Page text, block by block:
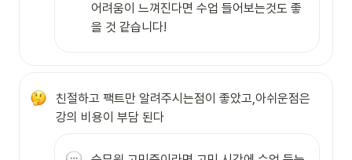
어려움이 느껴진다면 수업 들어보는것도 좋
을 것 같습니다!
친절하고 팩트만 알려주시는점이 좋았고,아쉬운점은
강의 비용이 부담 된다